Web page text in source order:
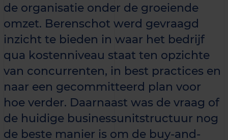
de organisatie onder de groeiende
omzet. Berenschot werd gevraagd
inzicht te bieden in waar het bedrijf
qua kostenniveau staat ten opzichte
van concurrenten, in best practices en
naar een gecommitteerd plan voor
hoe verder. Daarnaast was de vraag of
de huidige businessunitstructuur nog
de beste manier is om de buy-and-